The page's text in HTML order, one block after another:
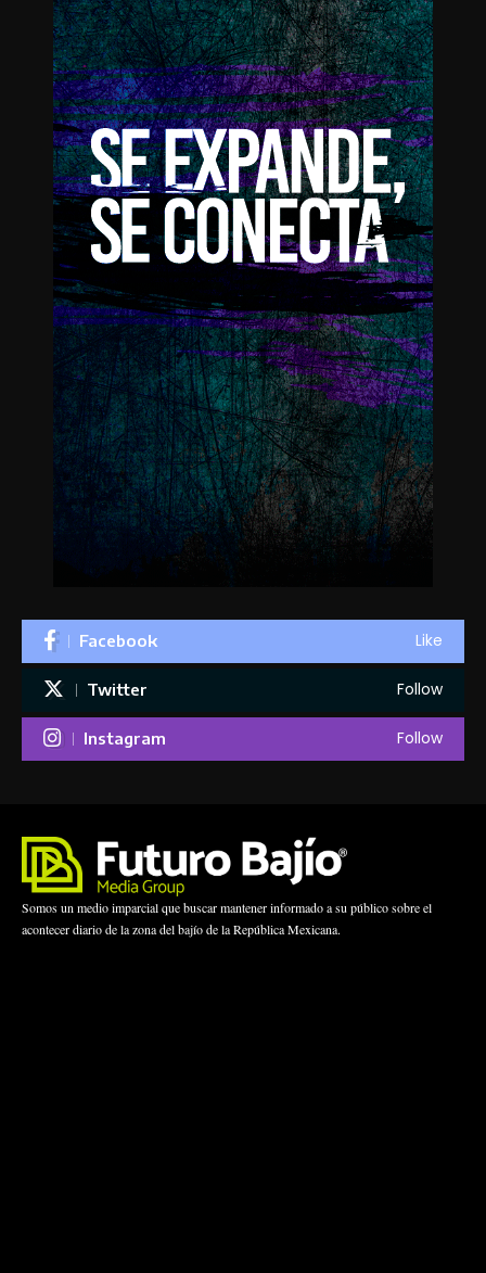
Facebook Like
Twitter Follow
Instagram Follow
Somos un medio imparcial que buscar mantener informado a su público sobre el
acontecer diario de la zona del bajío de la República Mexicana.